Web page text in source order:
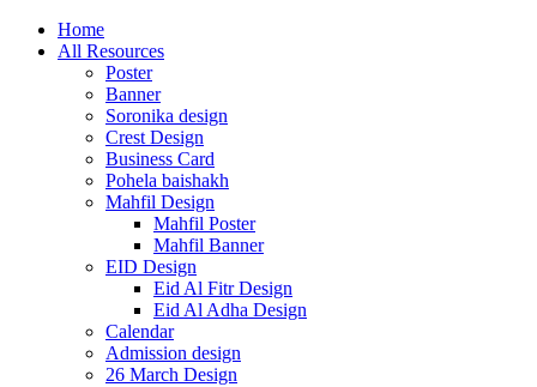
Home
All Resources
Poster
Banner
Soronika design
Crest Design
Business Card
Pohela baishakh
Mahfil Design
Mahfil Poster
Mahfil Banner
EID Design
Eid Al Fitr Design
Eid Al Adha Design
Calendar
Admission design
26 March Design